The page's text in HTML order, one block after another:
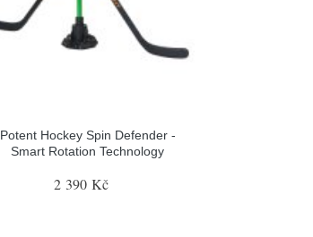
Potent Hockey Spin Defender -
Smart Rotation Technology
2 390 Kč